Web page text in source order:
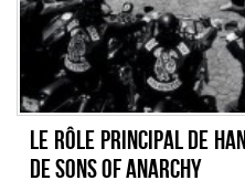
Le rôle principal de
de Sons of Anarchy